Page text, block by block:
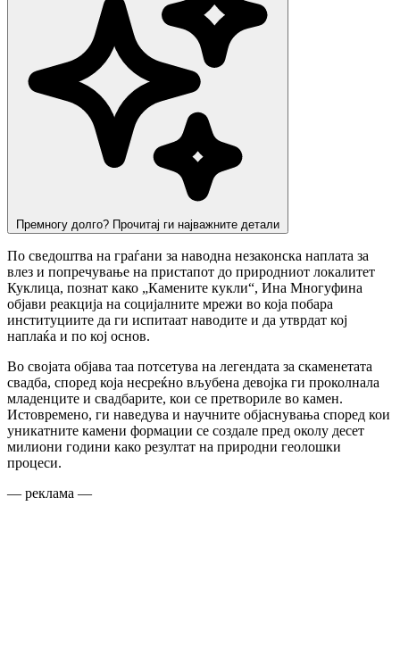
Премногу долго? Прочитај ги најважните детали
По сведоштва на граѓани за наводна незаконска наплата за
влез и попречување на пристапот до природниот локалитет
Куклица, познат како „Камените кукли“, Ина Многуфина
објави реакција на социјалните мрежи во која побара
институциите да ги испитаат наводите и да утврдат кој
наплаќа и по кој основ.
Во својата објава таа потсетува на легендата за скаменетата
свадба, според која несреќно вљубена девојка ги проколнала
младенците и свадбарите, кои се претвориле во камен.
Истовремено, ги наведува и научните објаснувања според кои
уникатните камени формации се создале пред околу десет
милиони години како резултат на природни геолошки
процеси.
— реклама —